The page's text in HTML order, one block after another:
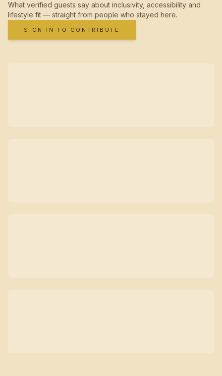
What verified guests say about inclusivity, accessibility and
lifestyle fit — straight from people who stayed here.
SIGN IN TO CONTRIBUTE